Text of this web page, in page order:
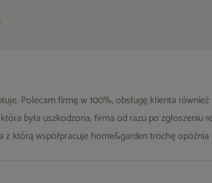
Polecam firmę w 100%, obsługę klienta
była uszkodzona, firma od razu po zgłoszeniu
z którą współpracuje home&garden trochę opóźnia